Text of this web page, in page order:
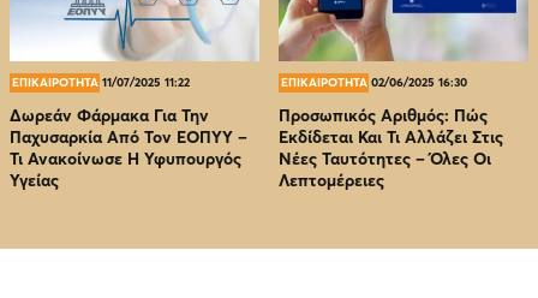
ΕΠΙΚΑΙΡΟΤΗΤΑ 11/07/2025 11:22
Δωρεάν Φάρμακα Για Την
Παχυσαρκία Από Τον EOΠΥΥ –
Τι Ανακοίνωσε Η Υφυπουργός
Υγείας
ΕΠΙΚΑΙΡΟΤΗΤΑ 02/06/2025 16:30
Προσωπικός Αριθμός: Πώς
Εκδίδεται Και Τι Αλλάζει Στις
Νέες Ταυτότητες – Όλες Οι
Λεπτομέρειες